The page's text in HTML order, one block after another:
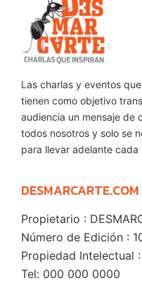
Las charlas y eventos
tienen como objetivo
audiencia un mensaje de
todos nosotros y solo se
para llevar adelante cada
DESMARCARTE.COM
Propietario :
Número de Edición :
Propiedad Intelectual
Tel: 000 000 0000